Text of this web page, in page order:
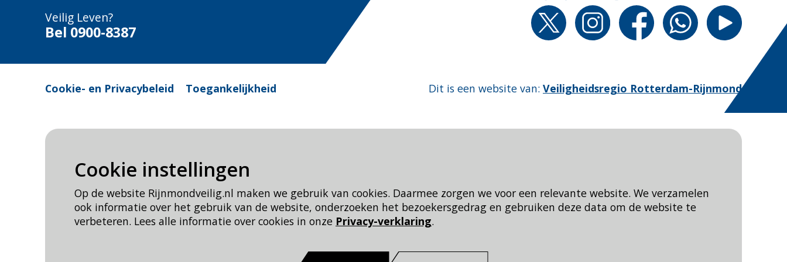
Cookie instellingen
Op de website Rijnmondveilig.nl maken we gebruik van cookies. Daarmee zorgen we voor een relevante website. We verzamelen
ook informatie over het gebruik van de website, onderzoeken het bezoekersgedrag en gebruiken deze data om de website te
verbeteren. Lees alle informatie over cookies in onze Privacy-verklaring.
Veilig Leven?
Bel 0900-8387
Cookie- en Privacybeleid Toegankelijkheid Dit is een website van: Veiligheidsregio Rotterdam-Rijnmond